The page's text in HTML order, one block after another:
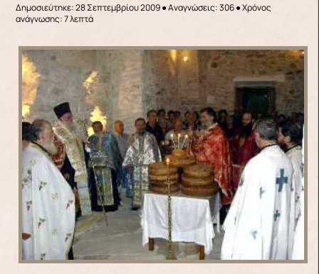
Δημοσιεύτηκε: 28 Σεπτεμβρίου 2009●Αναγνώσεις: 306● Χρόνος
ανάγνωσης: 7 λεπτά